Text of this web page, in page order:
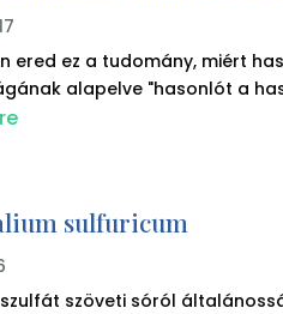
ered ez a tudomány, miért
alapelve "hasonlót a
sulfuricum
szöveti sóról